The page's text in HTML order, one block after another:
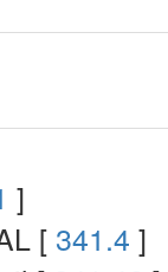
]
[ 341.4 ]